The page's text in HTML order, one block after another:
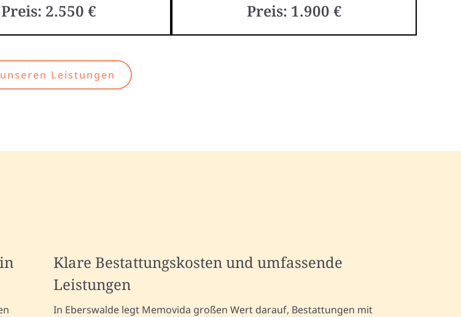
Preis: 2.550 €
Preis: 1.900 €
Leistungen
Klare Bestattungskosten und umfassende
Leistungen
In Eberswalde legt Memovida großen Wert darauf, Bestattungen mit